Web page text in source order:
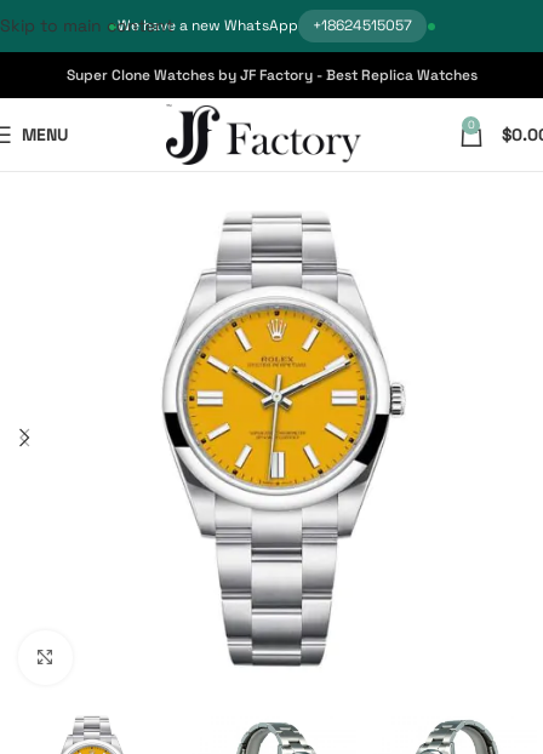
We have a new WhatsApp +18624515057
Skip to main content
Super Clone Watches by JF Factory - Best Replica Watches
MENU 0 $